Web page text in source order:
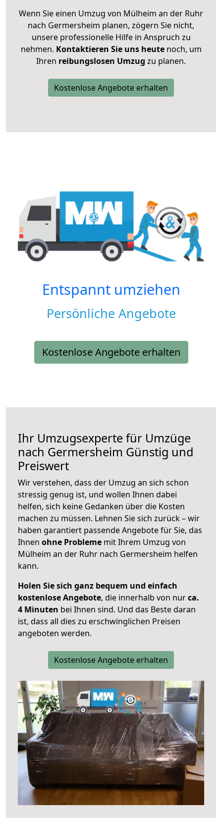
Wenn Sie einen Umzug von Mülheim an der Ruhr
nach Germersheim planen, zögern Sie nicht,
unsere professionelle Hilfe in Anspruch zu
nehmen. Kontaktieren Sie uns heutenoch, um
Ihren reibungslosen Umzug zu planen.
Kostenlose Angebote erhalten
Entspannt umziehen
Persönliche Angebote
Kostenlose Angebote erhalten
Ihr Umzugsexperte für Umzüge
nach Germersheim Günstig und
Preiswert
Wir verstehen, dass der Umzug an sich schon
stressig genug ist, und wollen Ihnen dabei
helfen, sich keine Gedanken über die Kosten
machen zu müssen. Lehnen Sie sich zurück – wir
haben garantiert passende Angebote für Sie, das
Ihnen ohne Probleme mit Ihrem Umzug von
Mülheim an der Ruhr nach Germersheim helfen
kann.
Holen Sie sich ganz bequem und einfach
kostenlose Angebote, die innerhalb von nurca.
4 Minuten bei Ihnen sind. Und das Beste daran
ist, dass all dies zu erschwinglichen Preisen
angeboten werden.
Kostenlose Angebote erhalten